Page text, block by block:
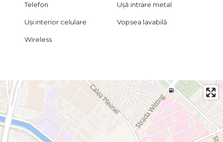
Telefon Ușă intrare metal
Uși interior celulare Vopsea lavabilă
Wireless